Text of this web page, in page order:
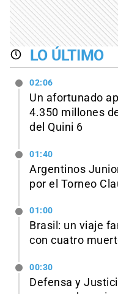
LO ÚLTIMO
02:06
Un afortunado
4.350 millones
del Quini 6
01:40
Argentinos
por el Torneo
01:00
Brasil: un viaje
con cuatro
00:30
Defensa y